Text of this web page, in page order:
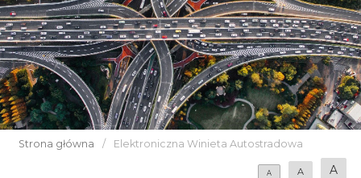
Strona główna / Elektroniczna Winieta Autostradowa
A A A